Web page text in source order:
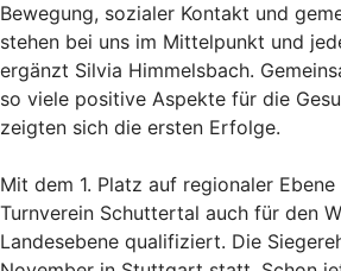
Bewegung, sozialer Kontakt und
stehen bei uns im Mittelpunkt und
ergänzt Silvia Himmelsbach.
so viele positive Aspekte für die
zeigten sich die ersten Erfolge.
Mit dem 1. Platz auf regionaler
Turnverein Schuttertal auch für den
Landesebene qualifiziert. Die